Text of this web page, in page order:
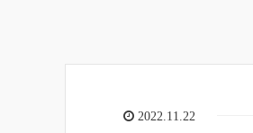
2022.11.22